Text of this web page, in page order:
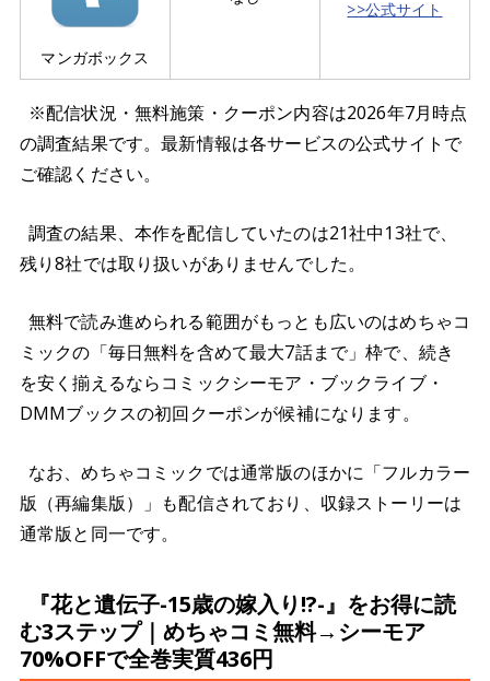
マンガボックス
>>公式サイト
※配信状況・無料施策・クーポン内容は2026年7月時点
の調査結果です。最新情報は各サービスの公式サイトで
ご確認ください。
調査の結果、本作を配信していたのは21社中13社で、
残り8社では取り扱いがありませんでした。
無料で読み進められる範囲がもっとも広いのはめちゃコ
ミックの「毎日無料を含めて最大7話まで」枠で、続き
を安く揃えるならコミックシーモア・ブックライブ・
DMMブックスの初回クーポンが候補になります。
なお、めちゃコミックでは通常版のほかに「フルカラー
版（再編集版）」も配信されており、収録ストーリーは
通常版と同一です。
『花と遺伝子-15歳の嫁入り!?-』をお得に読
む3ステップ｜めちゃコミ無料→シーモア
70%OFFで全巻実質436円